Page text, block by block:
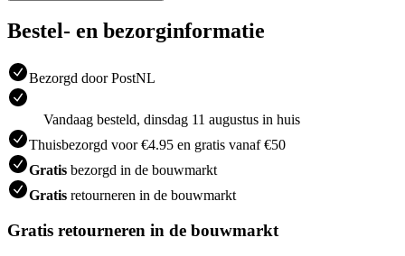
Bestel- en bezorginformatie
Bezorgd door PostNL
Vandaag besteld, dinsdag 11 augustus in huis
Thuisbezorgd voor €4.95 en gratis vanaf €50
Gratis bezorgd in de bouwmarkt
Gratis retourneren in de bouwmarkt
Gratis retourneren in de bouwmarkt